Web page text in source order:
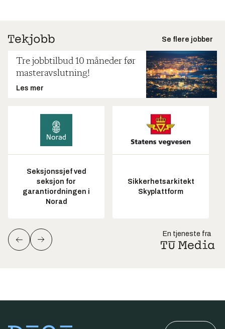
Se flere jobber
Tre jobbtilbud 10 måneder før
masteravslutning!
Les mer
Seksjonssjef ved
seksjon for
garantiordningen i
Norad
Sikkerhetsarkitekt
Skyplattform
En tjeneste fra